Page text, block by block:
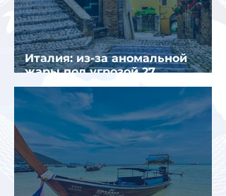
Италия: из-за аномальной
жары под угрозой 27
крупнейших городов